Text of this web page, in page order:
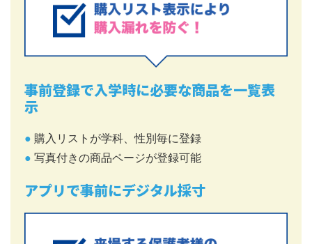
事前登録で入学時に必要な商品を一覧表
示
● 購入リストが学科、性別毎に登録
● 写真付きの商品ページが登録可能
アプリで事前にデジタル採寸